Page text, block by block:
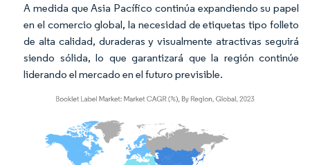
A medida que Asia Pacífico continúa expandiendo su papel
en el comercio global, la necesidad de etiquetas tipo folleto
de alta calidad, duraderas y visualmente atractivas seguirá
siendo sólida, lo que garantizará que la región continúe
liderando el mercado en el futuro previsible.